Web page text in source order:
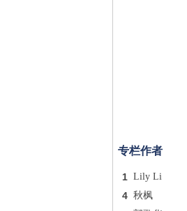
专栏作者
1 Lily Li
4 秋枫